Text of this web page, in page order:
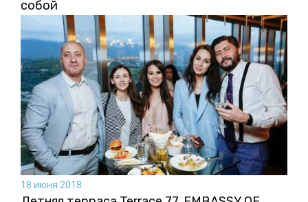
собой
18 июня 2018